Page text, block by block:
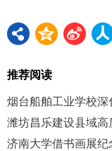
推荐阅读
烟台船舶工业学校
潍坊昌乐建设县域